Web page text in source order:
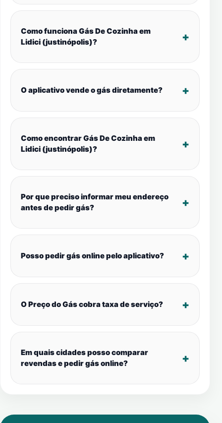
Como funciona Gás De Cozinha em
Lidici (justinópolis)?
O aplicativo vende o gás diretamente?
Como encontrar Gás De Cozinha em
Lidici (justinópolis)?
Por que preciso informar meu endereço
antes de pedir gás?
Posso pedir gás online pelo aplicativo?
O Preço do Gás cobra taxa de serviço?
Em quais cidades posso comparar
revendas e pedir gás online?